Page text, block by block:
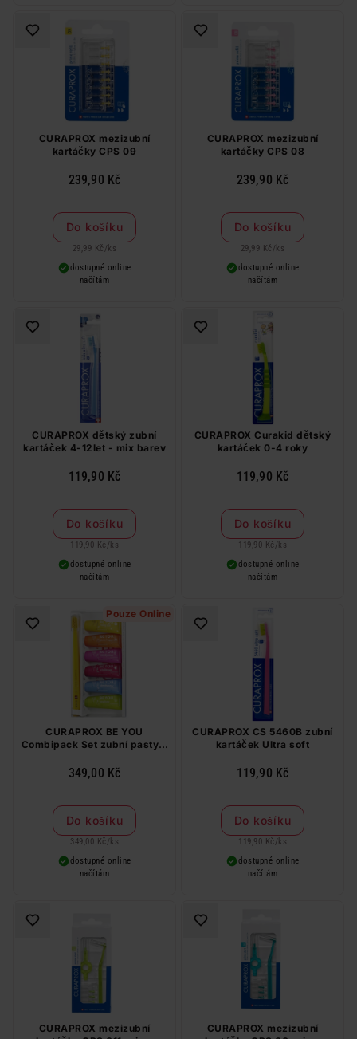
CURAPROX mezizubní
kartáčky CPS 09
239,90 Kč
Do košíku
29,99 Kč / ks
dostupné online
načítám
CURAPROX mezizubní
kartáčky CPS 08
239,90 Kč
Do košíku
29,99 Kč / ks
dostupné online
načítám
CURAPROX dětský zubní
kartáček 4-12let - mix barev
119,90 Kč
Do košíku
119,90 Kč / ks
dostupné online
načítám
CURAPROX Curakid dětský
kartáček 0-4 roky
119,90 Kč
Do košíku
119,90 Kč / ks
dostupné online
načítám
Pouze Online
CURAPROX BE YOU
Combipack Set zubní pasty s
349,00 Kč
Do košíku
349,00 Kč / ks
dostupné online
načítám
CURAPROX CS 5460B zubní
kartáček Ultra soft
119,90 Kč
Do košíku
119,90 Kč / ks
dostupné online
načítám
CURAPROX mezizubní
CURAPROX mezizubní